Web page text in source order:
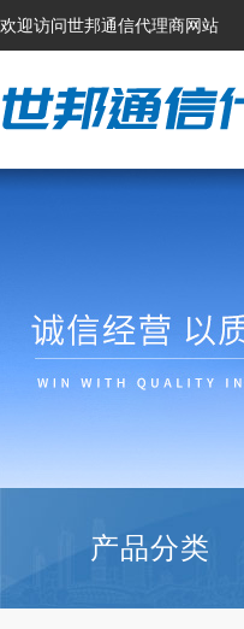
欢迎访问世邦通信代理商网站
产品分类